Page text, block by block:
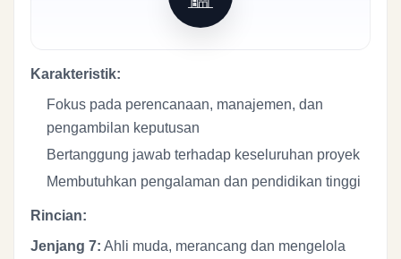
Karakteristik:
Fokus pada perencanaan, manajemen, dan
pengambilan keputusan
Bertanggung jawab terhadap keseluruhan proyek
Membutuhkan pengalaman dan pendidikan tinggi
Rincian:
Jenjang 7: Ahli muda, merancang dan mengelola